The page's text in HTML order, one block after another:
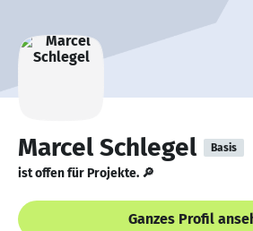
Marcel Schlegel Basis
ist offen für Projekte. 🔎
Ganzes Profil